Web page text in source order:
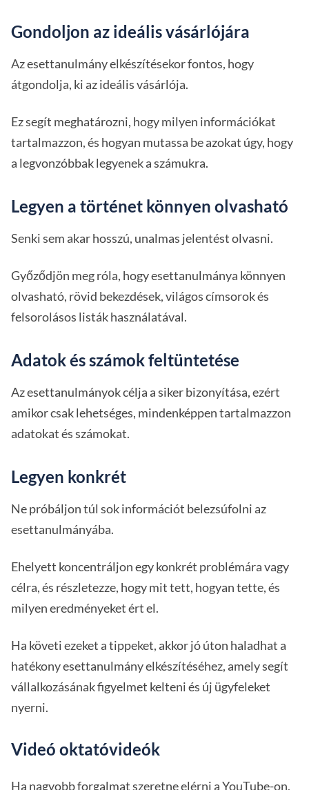
Gondoljon az ideális vásárlójára
Az esettanulmány elkészítésekor fontos, hogy
átgondolja, ki az ideális vásárlója.
Ez segít meghatározni, hogy milyen információkat
tartalmazzon, és hogyan mutassa be azokat úgy, hogy
a legvonzóbbak legyenek a számukra.
Legyen a történet könnyen olvasható
Senki sem akar hosszú, unalmas jelentést olvasni.
Győződjön meg róla, hogy esettanulmánya könnyen
olvasható, rövid bekezdések, világos címsorok és
felsorolásos listák használatával.
Adatok és számok feltüntetése
Az esettanulmányok célja a siker bizonyítása, ezért
amikor csak lehetséges, mindenképpen tartalmazzon
adatokat és számokat.
Legyen konkrét
Ne próbáljon túl sok információt belezsúfolni az
esettanulmányába.
Ehelyett koncentráljon egy konkrét problémára vagy
célra, és részletezze, hogy mit tett, hogyan tette, és
milyen eredményeket ért el.
Ha követi ezeket a tippeket, akkor jó úton haladhat a
hatékony esettanulmány elkészítéséhez, amely segít
vállalkozásának figyelmet kelteni és új ügyfeleket
nyerni.
Videó oktatóvideók
Ha nagyobb forgalmat szeretne elérni a YouTube-on,